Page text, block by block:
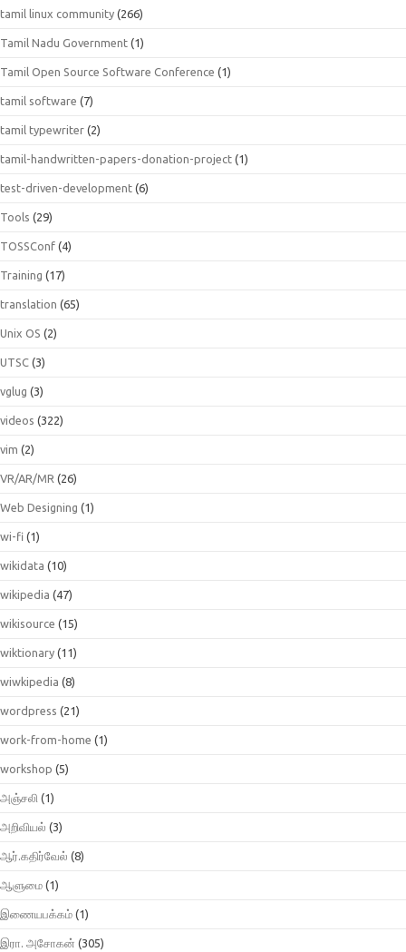
tamil linux community (266)
Tamil Nadu Government (1)
Tamil Open Source Software Conference (1)
tamil software (7)
tamil typewriter (2)
tamil-handwritten-papers-donation-project (1)
test-driven-development (6)
Tools (29)
TOSSConf (4)
Training (17)
translation (65)
Unix OS (2)
UTSC (3)
vglug (3)
videos (322)
vim (2)
VR/AR/MR (26)
Web Designing (1)
wi-fi (1)
wikidata (10)
wikipedia (47)
wikisource (15)
wiktionary (11)
wiwkipedia (8)
wordpress (21)
work-from-home (1)
workshop (5)
அஞ்சலி (1)
அறிவியல் (3)
ஆர்.கதிர்வேல் (8)
ஆளுமை (1)
இணையபக்கம் (1)
இரா. அசோகன் (305)